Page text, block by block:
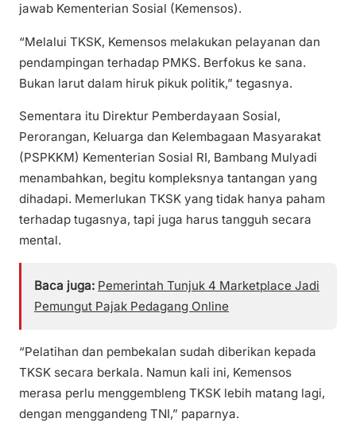
jawab Kementerian Sosial (Kemensos).
“Melalui TKSK, Kemensos melakukan pelayanan dan
pendampingan terhadap PMKS. Berfokus ke sana.
Bukan larut dalam hiruk pikuk politik,” tegasnya.
Sementara itu Direktur Pemberdayaan Sosial,
Perorangan, Keluarga dan Kelembagaan Masyarakat
(PSPKKM) Kementerian Sosial RI, Bambang Mulyadi
menambahkan, begitu kompleksnya tantangan yang
dihadapi. Memerlukan TKSK yang tidak hanya paham
terhadap tugasnya, tapi juga harus tangguh secara
mental.
Baca juga: Pemerintah Tunjuk 4 Marketplace Jadi
Pemungut Pajak Pedagang Online
“Pelatihan dan pembekalan sudah diberikan kepada
TKSK secara berkala. Namun kali ini, Kemensos
merasa perlu menggembleng TKSK lebih matang lagi,
dengan menggandeng TNI,” paparnya.